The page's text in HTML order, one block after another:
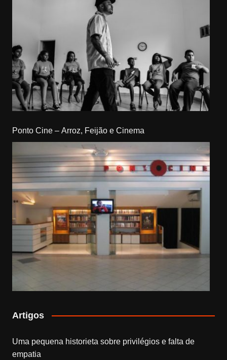
Ponto Cine – Arroz, Feijão e Cinema
Artigos
Uma pequena historieta sobre privilégios e falta de
empatia